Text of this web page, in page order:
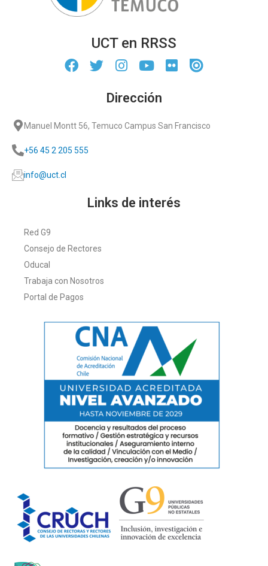
UCT en RRSS
Dirección
Manuel Montt 56, Temuco Campus San Francisco
+56 45 2 205 555
info@uct.cl
Links de interés
Red G9
Consejo de Rectores
Oducal
Trabaja con Nosotros
Portal de Pagos